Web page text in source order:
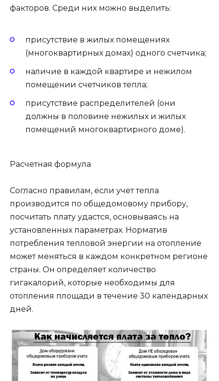
факторов. Среди них можно выделить:
присутствие в жилых помещениях
(многоквартирных домах) одного счетчика;
наличие в каждой квартире и нежилом
помещении счетчиков тепла;
присутствие распределителей (они
должны в половине нежилых и жилых
помещений многоквартирного доме).
Расчетная формула
Согласно правилам, если учет тепла
производится по общедомовому прибору,
посчитать плату удастся, основываясь на
установленных параметрах. Норматив
потребления тепловой энергии на отопление
может меняться в каждом конкретном регионе
страны. Он определяет количество
гигакалорий, которые необходимы для
отопления площади в течение 30 календарных
дней.